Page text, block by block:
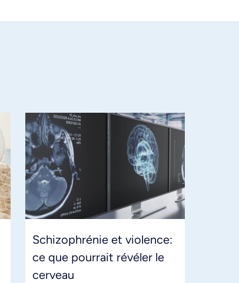
Schizophrénie et violence:
ce que pourrait révéler le
cerveau